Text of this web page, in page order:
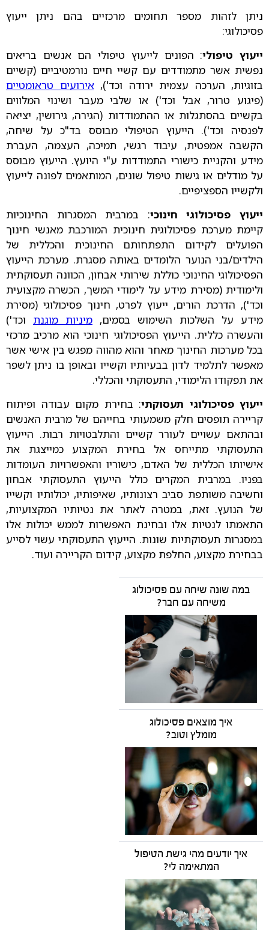
ניתן לזהות מספר תחומים מרכזיים בהם ניתן ייעוץ
פסיכולוגי:
ייעוץ טיפולי: הפונים לייעוץ טיפולי הם אנשים בריאים
נפשית אשר מתמודדים עם קשיי חיים נורמטיביים (קשיים
בזוגיות, הערכה עצמית ירודה וכד'),אירועים טראומטיים
(פיגוע טרור, אבל וכד') או שלבי מעבר ושינוי המלווים
בקשיים בהסתגלות או ההתמודדות (הגירה, גירושין, יציאה
לפנסיה וכד'). הייעוץ הטיפולי מבוסס בד"כ על שיחה,
הקשבה אמפטית, עיבוד רגשי, תמיכה, העצמה, העברת
מידע והקניית כישורי התמודדות ע"י היועץ. הייעוץ מבוסס
על מודלים או גישות טיפול שונים, המותאמים לפונה לייעוץ
ולקשייו הספציפיים.
ייעוץ פסיכולוגי חינוכי: במרבית המסגרות החינוכיות
קיימת מערכת פסיכולוגית חינוכית המורכבת מאנשי חינוך
הפועלים לקידום התפתחותם החינוכית והכללית של
הילדים/בני הנוער הלומדים באותה מסגרת. מערכת הייעוץ
הפסיכולוגי החינוכי כוללת שירותי אבחון, הכוונה תעסוקתית
ולימודית (מסירת מידע על לימודי המשך, הכשרה מקצועית
וכד'), הדרכת הורים, ייעוץ לפרט, חינוך פסיכולוגי (מסירת
מידע על השלכות השימוש בסמים, מיניות מוגנת וכד')
והעשרה כללית. הייעוץ הפסיכולוגי חינוכי הוא מרכיב מרכזי
בכל מערכות החינוך מאחר והוא מהווה מפגש בין אישי אשר
מאפשר לתלמיד לדון בבעיותיו וקשייו ובאופן בו ניתן לשפר
את תפקודו הלימודי, התעסוקתי והכללי.
ייעוץ פסיכולוגי תעסוקתי: בחירת מקום עבודה ופיתוח
קריירה תופסים חלק משמעותי בחייהם של מרבית האנשים
ובהתאם עשויים לעורר קשיים והתלבטויות רבות. הייעוץ
התעסוקתי מתייחס אל בחירת המקצוע כמייצגת את
אישיותו הכללית של האדם, כישוריו והאפשרויות העומדות
בפניו. במרבית המקרים כולל הייעוץ התעסוקתי אבחון
וחשיבה משותפת סביב רצונותיו, שאיפותיו, יכולותיו וקשייו
של הנועץ. זאת, במטרה לאתר את נטיותיו המקצועיות,
התאמתו לנטיות אלו ובחינת האפשרות לממש יכולות אלו
במסגרות תעסוקתיות שונות. הייעוץ התעסוקתי עשוי לסייע
בבחירת מקצוע, החלפת מקצוע, קידום הקריירה ועוד.
במה שונה שיחה עם פסיכולוג
משיחה עם חבר?
איך מוצאים פסיכולוג
מומלץ וטוב?
איך יודעים מהי גישת הטיפול
המתאימה לי?